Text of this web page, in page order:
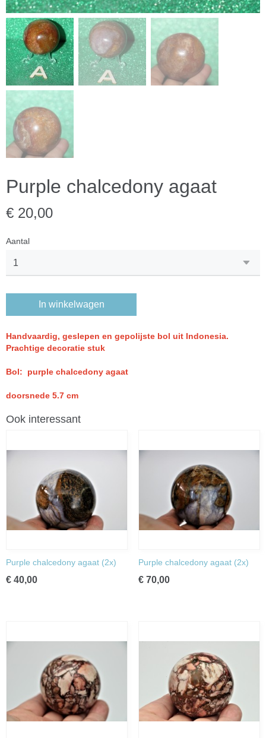
Purple chalcedony agaat
€ 20,00
Aantal
In winkelwagen
Handvaardig, geslepen en gepolijste bol uit Indonesia.
Prachtige decoratie stuk
Bol: purple chalcedony agaat
doorsnede 5.7 cm
Ook interessant
Purple chalcedony agaat (2x)
€ 40,00
Purple chalcedony agaat (2x)
€ 70,00